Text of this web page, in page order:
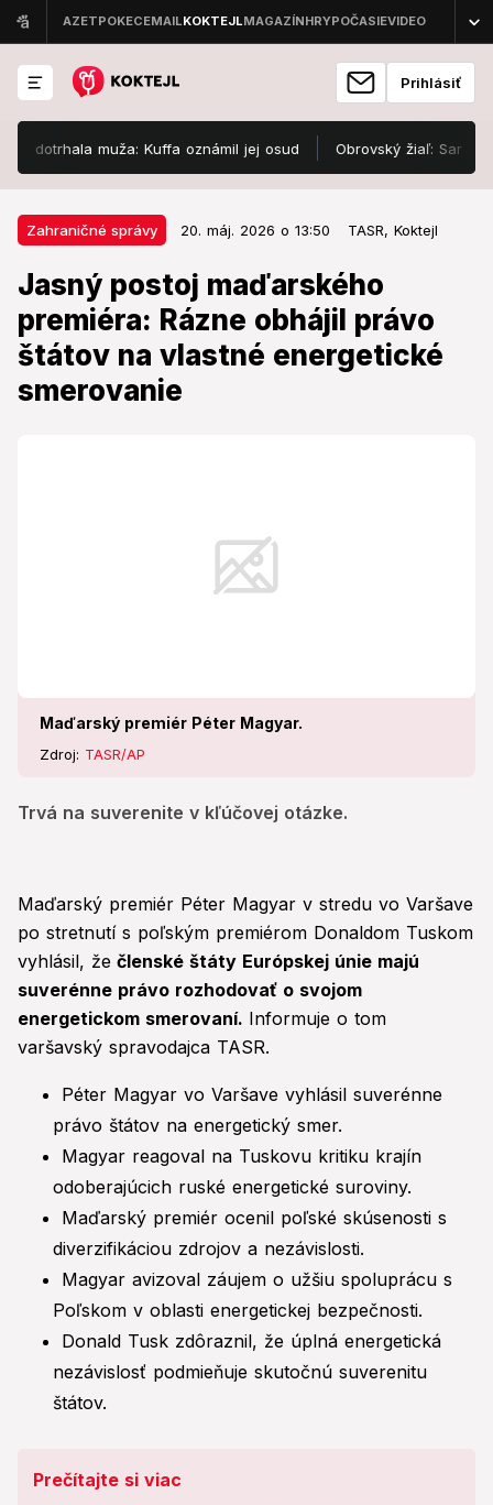
Prihlásiť
muža: Kuffa oznámil jej osud Obrovský žiaľ: Sara († 27)
Zahraničné správy 20. máj. 2026 o 13:50 TASR, Koktejl
Jasný postoj maďarského
premiéra: Rázne obhájil právo
štátov na vlastné energetické
smerovanie
Maďarský premiér Péter Magyar.
Zdroj: TASR/AP
Trvá na suverenite v kľúčovej otázke.
Zahraničné správy 20. máj. 2026 o 13:50
Jasný postoj maďarského
premiéra: Rázne obhájil právo
štátov na vlastné energetické
smerovanie
Maďarský premiér Péter Magyar v stredu vo Varšave
po stretnutí s poľským premiérom Donaldom Tuskom
vyhlásil, že členské štáty Európskej únie majú
suverénne právo rozhodovať o svojom
energetickom smerovaní. Informuje o tom
varšavský spravodajca TASR.
Péter Magyar vo Varšave vyhlásil suverénne
právo štátov na energetický smer.
Magyar reagoval na Tuskovu kritiku krajín
odoberajúcich ruské energetické suroviny.
Maďarský premiér ocenil poľské skúsenosti s
diverzifikáciou zdrojov a nezávislosti.
Magyar avizoval záujem o užšiu spoluprácu s
Poľskom v oblasti energetickej bezpečnosti.
Donald Tusk zdôraznil, že úplná energetická
nezávislosť podmieňuje skutočnú suverenitu
štátov.
Prečítajte si viac